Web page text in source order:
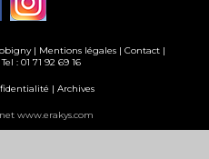
| Mentions légales| Contact|
Tel : 01 71 92 69 16
| Archives
www.erakys.com